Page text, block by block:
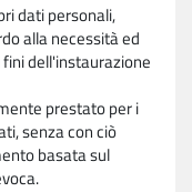
dati personali,
alla necessità ed
dell'instaurazione
prestato per i
senza con ciò
basata sul